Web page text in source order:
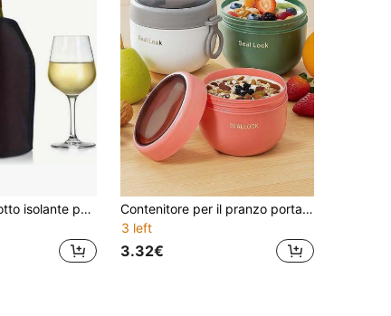
1/2 pezzi Manicotto isolante per bevande Frozen Grape - Borsa di ghiaccio regolabile per bottiglie standard, mantiene freddo e caldo, adatto per feste, uso all'aperto, spiaggia, ristorazione e uso domestico
Contenitore per il pranzo portatile con chiusura ermetica | Guscio in ABS ad alta resistenza in materiale PP, coperchio in PC trasparente, prestazioni di tenuta eccellenti, con scomparto per riporre il cucchiaio, design alla moda, ideale per lavoratori d'ufficio, studenti, appassionati di attività all'aperto | Adatto per pranzo in ufficio, mensa universitaria, picnic, campeggio, viaggi, rientro a scuola, ecc. Contenitore per alimenti
3 left
3.32€